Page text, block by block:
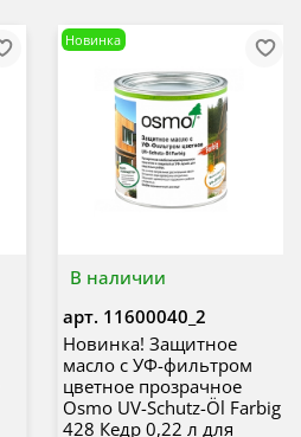
В наличии
Новинка
арт. 11600040_2
Новинка! Защитное
масло с УФ-фильтром
цветное прозрачное
Osmo UV-Schutz-Öl Farbig
428 Кедр 0,22 л для